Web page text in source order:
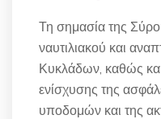
Τη σημασία της
ναυτιλιακού και
Κυκλάδων, καθώς
ενίσχυσης της
υποδομών και της